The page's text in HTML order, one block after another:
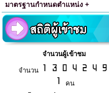
มาตรฐานกำหนดตำแหน่ง +
จำนวนผู้เข้าชม
จำนวน
คน